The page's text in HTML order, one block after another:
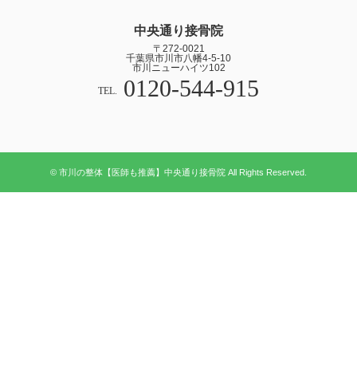
中央通り接骨院
〒272-0021
千葉県市川市八幡4-5-10
市川ニューハイツ102
TEL. 0120-544-915
© 市川の整体【医師も推薦】中央通り接骨院 All Rights Reserved.